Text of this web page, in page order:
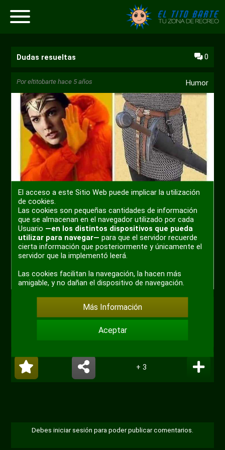
Dudas resueltas 0
Poreltitobarte hace 5 años Humor
#mujermaravilla
+ 3
Debes iniciar sesión para poder publicar comentarios.
El acceso a este Sitio Web puede implicar la utilización
de cookies.
Las cookies son pequeñas cantidades de información
que se almacenan en el navegador utilizado por cada
Usuario —en los distintos dispositivos que pueda
utilizar para navegar— para que el servidor recuerde
cierta información que posteriormente y únicamente el
servidor que la implementó leerá.
Las cookies facilitan la navegación, la hacen más
amigable, y no dañan el dispositivo de navegación.
Más Información
Aceptar